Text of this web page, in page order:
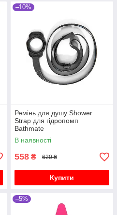
–10%
Ремінь для душу Shower
Strap для гідропомп
Bathmate
В наявності
558 ₴ 620 ₴
Купити
–5%